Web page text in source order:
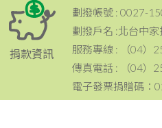
捐款資訊
劃撥帳號 : 0027-
劃撥戶名 :北台中
服務專線 : （04）
傳真電話 : （04）
電子發票捐贈碼：